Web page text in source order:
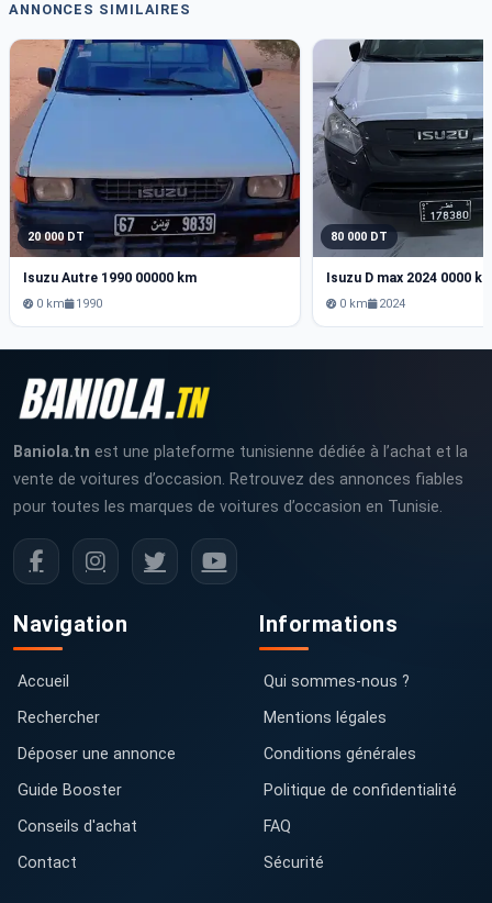
ANNONCES SIMILAIRES
20 000 DT
Isuzu Autre 1990 00000 km
0 km 1990
80 000 DT
Isuzu D max 2024 0000
0 km 2024
Baniola.tn est une plateforme tunisienne dédiée à l’achat et la
vente de voitures d’occasion. Retrouvez des annonces fiables
pour toutes les marques de voitures d’occasion en Tunisie.
Navigation
Accueil
Rechercher
Déposer une annonce
Guide Booster
Conseils d'achat
Contact
Informations
Qui sommes-nous ?
Mentions légales
Conditions générales
Politique de confidentialité
FAQ
Sécurité